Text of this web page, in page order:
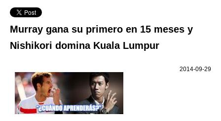
Murray gana su primero en 15 meses y
Nishikori domina Kuala Lumpur
2014-09-29